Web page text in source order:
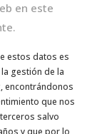
en este
estos datos es
la gestión de la
encontrándonos
que nos
salvo
y que por lo